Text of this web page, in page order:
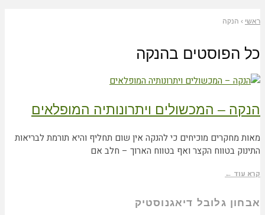
ראשי › הנקה
כל הפוסטים בהנקה
הנקה – המכשולים ויתרונותיה המופלאים
מאות מחקרים מוכיחים כי להנקה אין שום תחליף והיא תורמת לבריאות
התינוק בטווח הקצר ואף בטווח הארוך – חלב אם
קרא עוד ←
אבחון גלובל דיאגנוסטיק